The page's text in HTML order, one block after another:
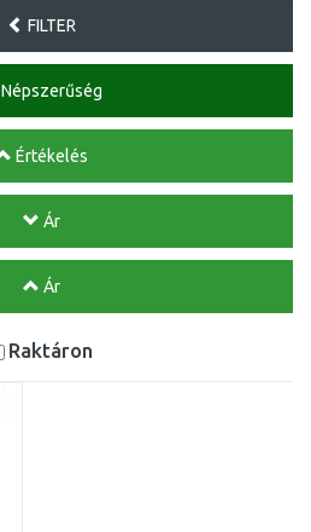
FILTER
Népszerűség
Értékelés
Ár
Ár
Raktáron